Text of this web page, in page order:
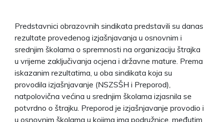
Predstavnici obrazovnih sindikata predstavili su danas
rezultate provedenog izjašnjavanja u osnovnim i
srednjim školama o spremnosti na organizaciju štrajka
u vrijeme zaključivanja ocjena i državne mature. Prema
iskazanim rezultatima, u oba sindikata koja su
provodila izjašnjavanje (NSZSŠH i Preporod),
natpolovična većina u srednjim školama izjasnila se
potvrdno o štrajku. Preporod je izjašnjavanje provodio i
u osnovnim školama u kojima ima podružnice, međutim